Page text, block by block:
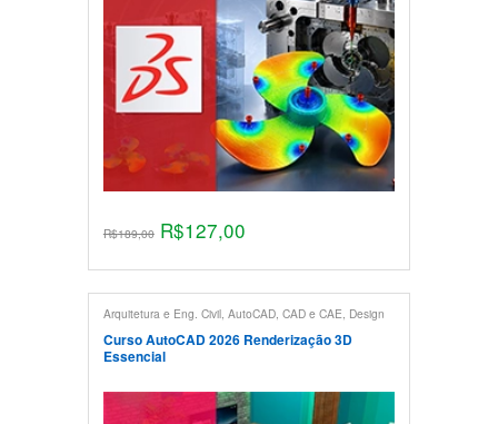
R$189,00 R$127,00
Arquitetura e Eng. Civil, AutoCAD, CAD e CAE, Design
de Interiores Maquete Eletrônica , Projeto Mecânico,
Renderização
Curso AutoCAD 2026 Renderização 3D
Essencial